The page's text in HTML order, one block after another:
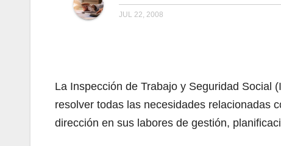
JUL 22, 2008
La Inspección de Trabajo y Seguridad Social
resolver todas las necesidades relacionadas
dirección en sus labores de gestión,